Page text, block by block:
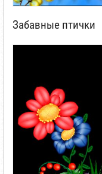
Забавные птички